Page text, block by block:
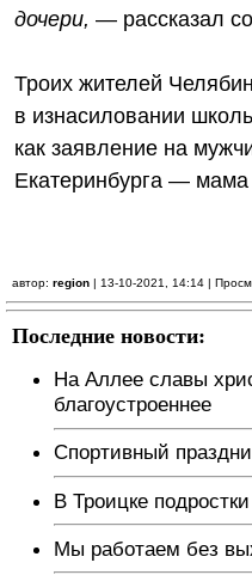
дочери, — рассказал
Троих жителей
в изнасиловании
как заявление на
Екатеринбурга —
автор: region | 13-10-2021, 14:14 |
Последние новости:
На Аллее славы
благоустроеннее
Спортивный
В Троицке
Мы работаем без